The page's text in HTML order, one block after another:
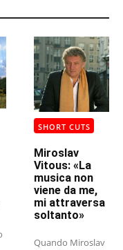
SHORT CUTS
Miroslav
Vitous: «La
musica non
viene da me,
mi attraversa
soltanto»
Quando Miroslav